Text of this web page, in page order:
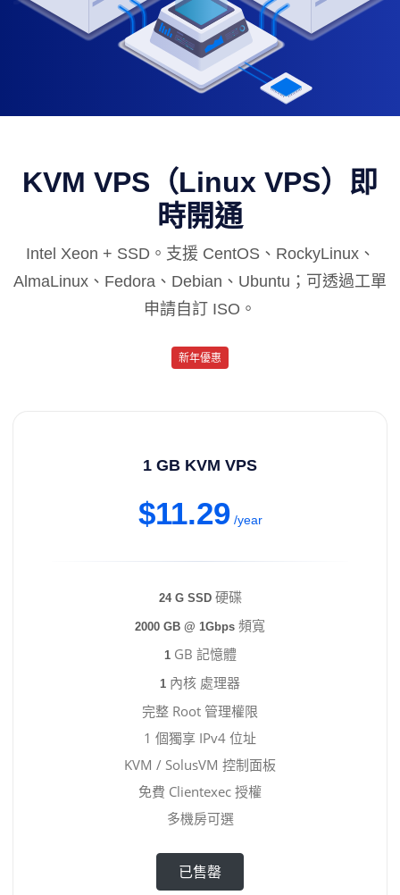
KVM VPS（Linux VPS）即
時開通
Intel Xeon + SSD。支援 CentOS、RockyLinux、
AlmaLinux、Fedora、Debian、Ubuntu；可透過工單
申請自訂 ISO。
新年優惠
1 GB KVM VPS
$11.29 /year
24 G SSD硬碟
2000 GB @ 1Gbps 頻寬
1GB 記憶體
1 內核 處理器
完整 Root 管理權限
1 個獨享 IPv4 位址
KVM / SolusVM 控制面板
免費 Clientexec 授權
多機房可選
已售罄